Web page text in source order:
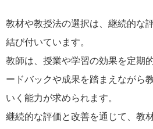
教材や教授法の選択は、継続的な
結び付いています。
教師は、授業や学習の効果を定期
ードバックや成果を踏まえながら
いく能力が求められます。
継続的な評価と改善を通じて、教